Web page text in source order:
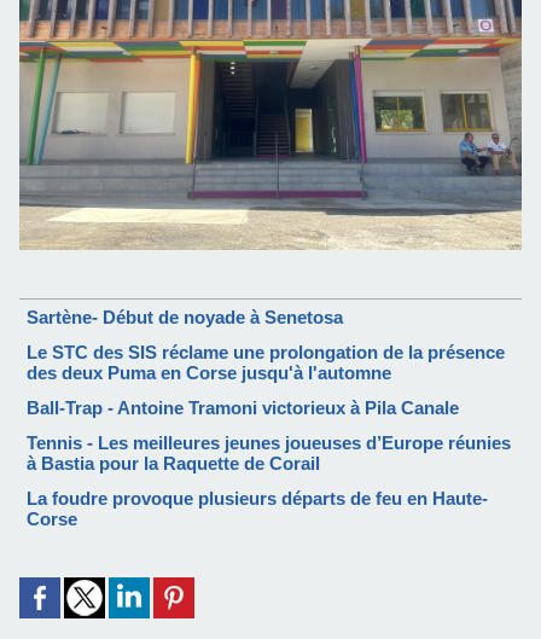
Sartène- Début de noyade à Senetosa
Le STC des SIS réclame une prolongation de la présence
des deux Puma en Corse jusqu'à l'automne
Ball-Trap - Antoine Tramoni victorieux à Pila Canale
Tennis - Les meilleures jeunes joueuses d’Europe réunies
à Bastia pour la Raquette de Corail
La foudre provoque plusieurs départs de feu en Haute-
Corse